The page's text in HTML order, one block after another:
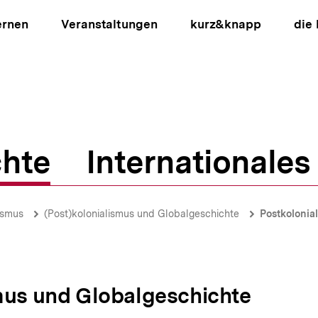
Veranstaltungen kurz&knapp die
Internationales
(Post)kolonialismus und Globalgeschichte
und Globalgeschichte